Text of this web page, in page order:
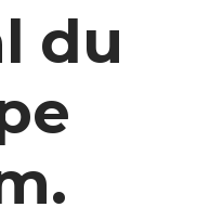
du